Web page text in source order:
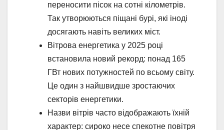
переносити пісок на сотні кілометрів.
Так утворюються піщані бурі, які іноді
досягають навіть великих міст.
Вітрова енергетика у 2025 році
встановила новий рекорд: понад 165
ГВт нових потужностей по всьому світу.
Це один з найшвидше зростаючих
секторів енергетики.
Назви вітрів часто відображають їхній
характер: сироко несе спекотне повітря